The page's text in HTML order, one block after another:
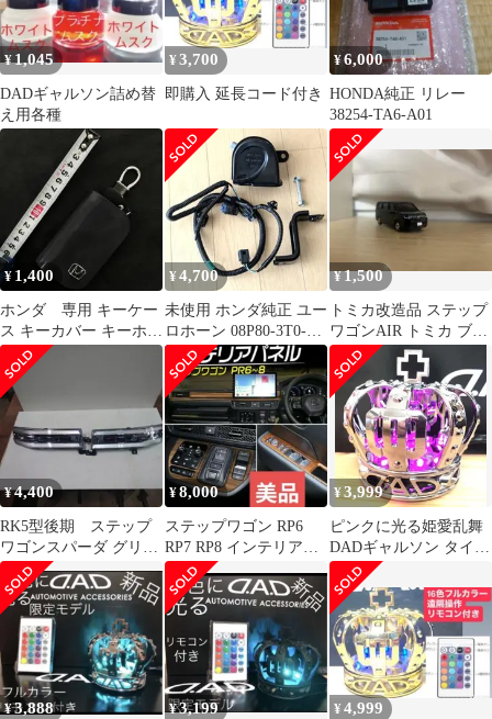
¥1,045
DADギャルソン詰め替
え用各種
¥3,700
即購入 延長コード付き
¥6,000
HONDA純正 リレー
38254-TA6-A01
¥ 1,400
ホンダ 専用 キーケー
ス キーカバー キーホル
ダー 新型 高級
¥4,700
未使用 ホンダ純正 ユー
ロホーン 08P80-3T0-
000 ステップワゴン
¥1,500
トミカ改造品 ステップ
ワゴンAIR トミカ ブラ
ック
¥4,400
RK5型後期 ステップ
ワゴンスパーダ グリル
イルミネーション左右
¥8,000
ステップワゴン RP6
RP7 RP8 インテリアパ
ネル 木目 Tokutoyo
¥3,999
ピンクに光る姫愛乱舞
DADギャルソン タイプ
CROWN王冠 USB電源
¥3,888 ¥3,199 ¥4,999